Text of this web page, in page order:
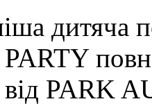
дитяча
PARK